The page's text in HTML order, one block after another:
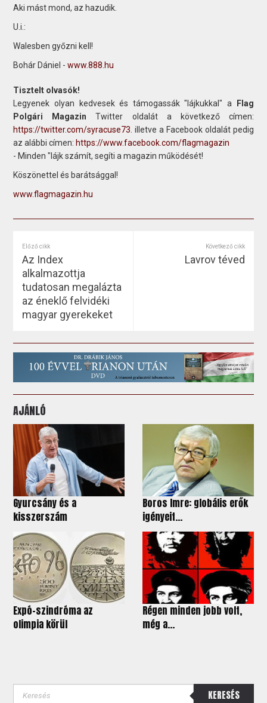
Aki mást mond, az hazudik.
U.i.:
Walesben győzni kell!
Bohár Dániel -www.888.hu
Tisztelt olvasók!
Legyenek olyan kedvesek és támogassák "lájkukkal" a
Flag
Polgári Magazin Twitter oldalát a következő címen:
https://twitter.com/syracuse73 . illetve a Facebook oldalát pedig
az alábbi címen: https://www.facebook.com/flagmagazin
- Minden "lájk számít, segíti a magazin működését!
Köszönettel és barátsággal!
www.flagmagazin.hu
Előző cikk
Az Index
alkalmazottja
tudatosan megalázta
az éneklő felvidéki
magyar gyerekeket
Következő cikk
Lavrov téved
AJÁNLÓ
Gyurcsány és a
kisszerszám
Boros Imre: globális erők
igényeit...
Expó-szindróma az
olimpia körül
Régen minden jobb volt,
még a...
KERESÉS